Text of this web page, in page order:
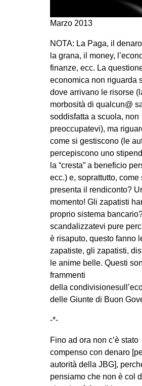
AMBIENTE
ANTIFASCISMO
DIRITTO
GENERI
MIGRAZIONI
PRECARIATO
REPRESSIONE
STUDENTI
CULTURE
ARTE
CINEMA
MANIFESTI
MUSICA
RECENSIONI
AMERICHE
MEDIO ORIENTE
MONDO
EVENTI
Marzo 2013
NOTA: La Paga, il
la grana, il money,
finanze, ecc. La
economica non riguarda
dove arrivano le risorse
morbosità di qualcun@
soddisfatta a scuola, non
preoccupatevi), ma
come si gestiscono (le
percepiscono uno
la “cresta” a beneficio
ecc.) e, soprattutto, come
presenta il rendiconto?
momento! Gli zapatisti
proprio sistema
scandalizzatevi pure
è risaputo, questo fanno
zapatiste, gli zapatisti,
le anime belle. Questi
frammenti
della
delle Giunte di Buon
-*-
Fino ad ora non c’è stato
compenso con denaro
autorità della JBG],
pensiamo che non è col